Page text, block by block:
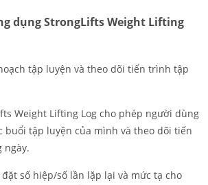
dụng StrongLifts Weight Lifting
tập luyện và theo dõi tiến trình tập
Weight Lifting Log cho phép người dùng
buổi tập luyện của mình và theo dõi tiến
ngày.
số hiệp/số lần lặp lại và mức tạ cho